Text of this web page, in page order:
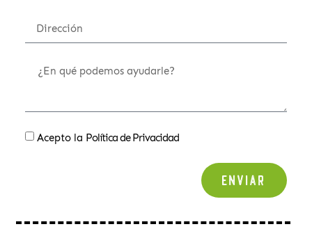
Acepto la Política de Privacidad
Enviar